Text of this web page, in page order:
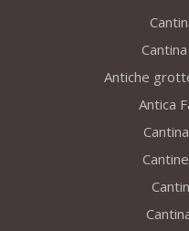
Antiche
Antica